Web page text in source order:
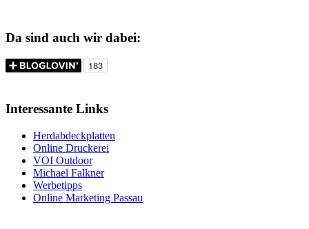
Da sind auch wir dabei:
Interessante Links
Herdabdeckplatten
Online Druckerei
VOI Outdoor
Michael Falkner
Werbetipps
Online Marketing Passau